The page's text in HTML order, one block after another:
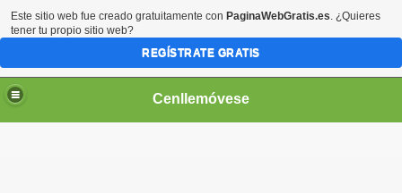
Cenllemóvese
Este sitio web fue creado gratuitamente con PaginaWebGratis.es. ¿Quieres
tener tu propio sitio web?
REGÍSTRATE GRATIS